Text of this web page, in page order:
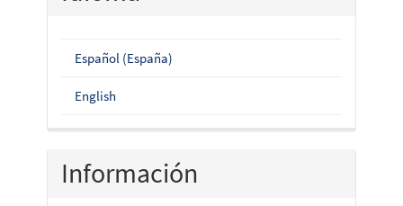
Español (España)
English
Información